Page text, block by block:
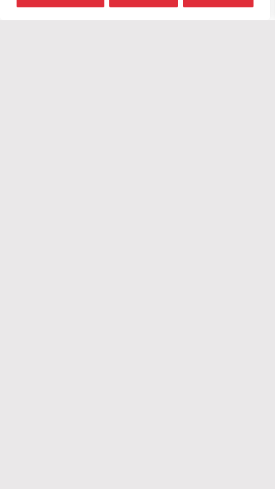
Inici»Cadires amb pala per aules i oficines